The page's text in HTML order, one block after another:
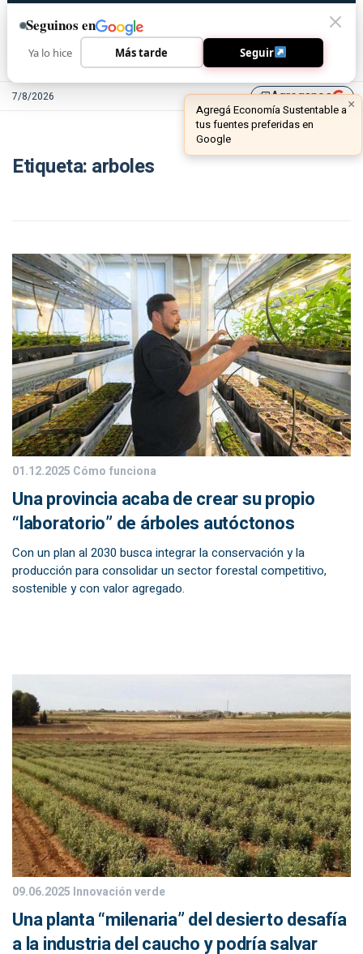
7/8/2026 library_addAgreganos
Etiqueta: arboles
01.12.2025 Cómo funciona
Una provincia acaba de crear su propio
“laboratorio” de árboles autóctonos
Con un plan al 2030 busca integrar la conservación y la
producción para consolidar un sector forestal competitivo,
sostenible y con valor agregado.
09.06.2025 Innovación verde
Una planta “milenaria” del desierto desafía
a la industria del caucho y podría salvar
Seguinos en
Ya lo hice Más tarde Seguir